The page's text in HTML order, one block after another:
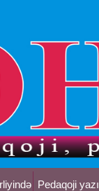
Pedaqoji